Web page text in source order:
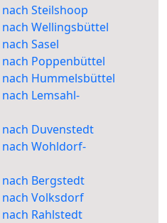
Steilshoop
Wellingsbüttel
Sasel
Poppenbüttel
Hummelsbüttel
Lemsahl-
Duvenstedt
Wohldorf-
Bergstedt
Volksdorf
Rahlstedt